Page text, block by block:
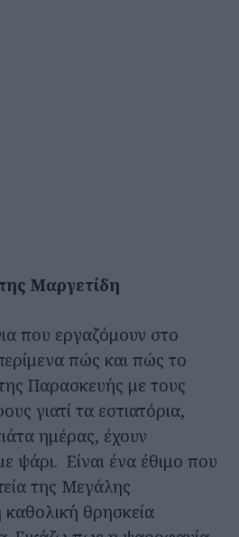
Μαργετίδη
που εργαζόμουν στο
πώς και πώς το
Παρασκευής με τους
γιατί τα εστιατόρια,
ημέρας, έχουν
ψάρι. Είναι ένα έθιμο που
της Μεγάλης
θρησκεία